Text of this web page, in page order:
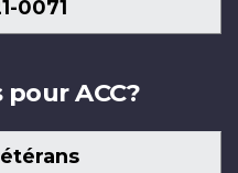
0071
ACC?